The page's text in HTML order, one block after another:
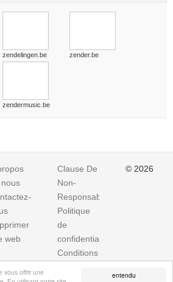
entendu
vous offrir une
zendelingen.be zender.be
zendermusic.be
web
Clause De
Non-
Responsabilite
Politique
de
confidentialité
Conditions
© 2026